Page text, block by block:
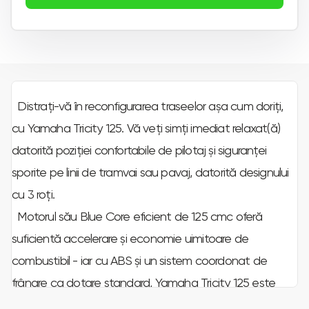
Distraţi-vă în reconfigurarea traseelor aşa cum doriţi,
cu Yamaha Tricity 125. Vă veţi simţi imediat relaxat(ă)
datorită poziţiei confortabile de pilotaj şi siguranţei
sporite pe linii de tramvai sau pavaj, datorită designului
cu 3 roţi.
Motorul său Blue Core eficient de 125 cmc oferă
suficientă accelerare şi economie uimitoare de
combustibil - iar cu ABS şi un sistem coordonat de
frânare ca dotare standard, Yamaha Tricity 125 este